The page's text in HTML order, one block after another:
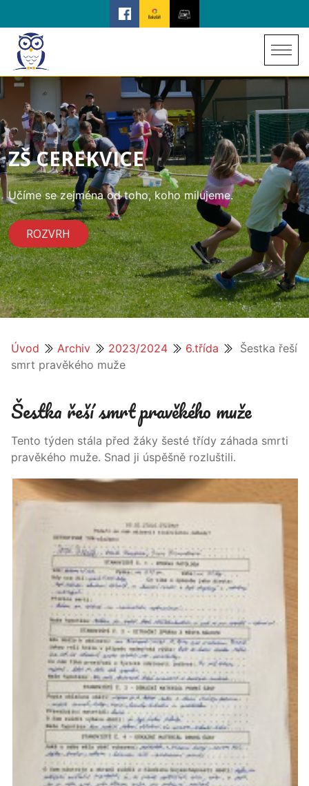
ZŠ CEREKVICE
Učíme se zejména od toho, koho milujeme.
ROZVRH
Úvod Archiv 2023/2024 6.třída
Šestka řeší
smrt pravěkého muže
Šestka řeší smrt pravěkého muže
Tento týden stála před žáky šesté třídy záhada smrti
pravěkého muže. Snad ji úspěšně rozluštili.